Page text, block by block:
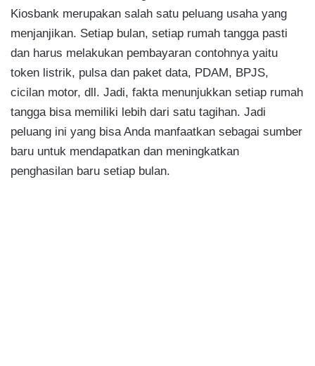
Kiosbank merupakan salah satu peluang usaha yang
menjanjikan. Setiap bulan, setiap rumah tangga pasti
dan harus melakukan pembayaran contohnya yaitu
token listrik, pulsa dan paket data, PDAM, BPJS,
cicilan motor, dll. Jadi, fakta menunjukkan setiap rumah
tangga bisa memiliki lebih dari satu tagihan. Jadi
peluang ini yang bisa Anda manfaatkan sebagai sumber
baru untuk mendapatkan dan meningkatkan
penghasilan baru setiap bulan.